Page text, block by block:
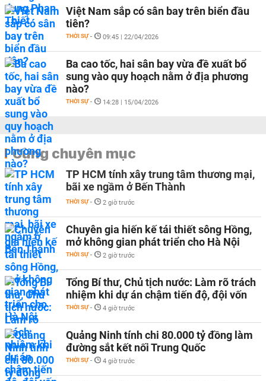
Việt Nam sắp có sân bay trên biển đầu
tiên?
THỜI SỰ - 09:45 | 22/04/2026
Ba cao tốc, hai sân bay vừa đề xuất bổ
sung vào quy hoạch nằm ở địa phương
nào?
THỜI SỰ - 14:28 | 15/04/2026
Cùng chuyên mục
TP HCM tính xây trung tâm thương mại,
bãi xe ngầm ở Bến Thành
THỜI SỰ - 2 giờ trước
Chuyên gia hiến kế tái thiết sông Hồng,
mở không gian phát triển cho Hà Nội
THỜI SỰ - 2 giờ trước
Tổng Bí thư, Chủ tịch nước: Làm rõ trách
nhiệm khi dự án chậm tiến độ, đội vốn
THỜI SỰ - 4 giờ trước
Quảng Ninh tính chi 80.000 tỷ đồng làm
đường sắt kết nối Trung Quốc
THỜI SỰ - 4 giờ trước